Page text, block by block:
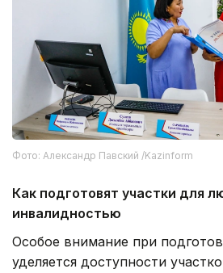
Фото: Александр Павский /Kazinform
Как подготовят участки для
инвалидностью
Особое внимание при
уделяется доступности